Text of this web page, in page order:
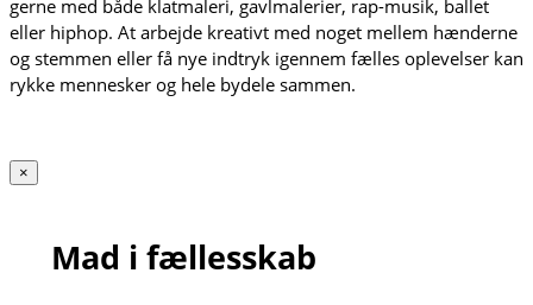
gerne med både klatmaleri, gavlmalerier, rap-musik, ballet
eller hiphop. At arbejde kreativt med noget mellem hænderne
og stemmen eller få nye indtryk igennem fælles oplevelser kan
rykke mennesker og hele bydele sammen.
×
Mad i fællesskab